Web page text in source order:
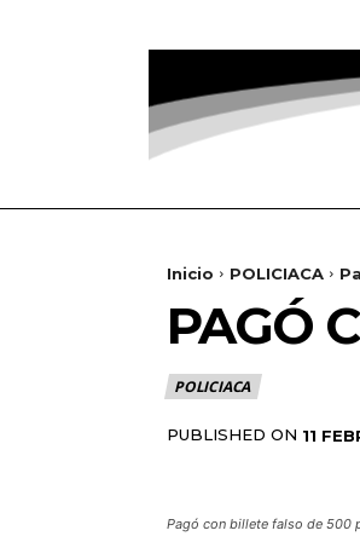
Inicio POLICIACA
PAGÓ
POLICIACA
PUBLISHED ON 11
Pagó con billete falso de 500